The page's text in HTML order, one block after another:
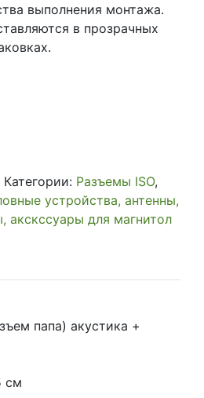
выполнения монтажа.
в прозрачных
Категории: Разъемы ISO,
устройства, антенны,
акскссуары для магнитол
папа) акустика +
см